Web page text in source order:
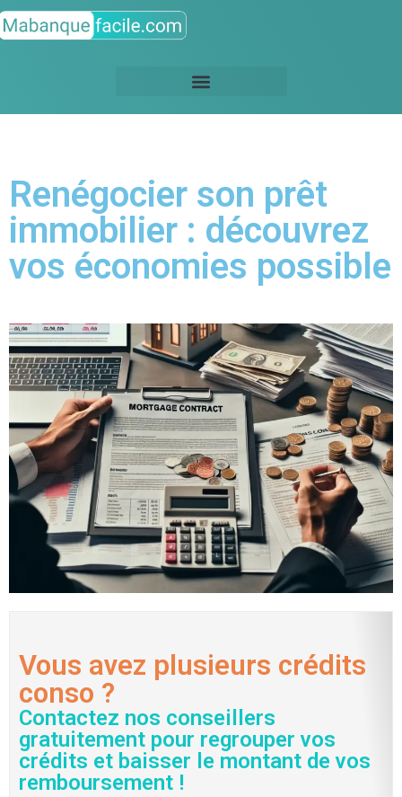
Renégocier son prêt
immobilier : découvrez
vos économies possible
Vous avez plusieurs crédits
conso ?
Contactez nos conseillers
gratuitement pour regrouper vos
crédits et baisser le montant de vos
remboursement !